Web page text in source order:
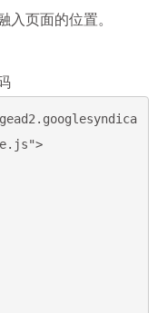
页面的位置。